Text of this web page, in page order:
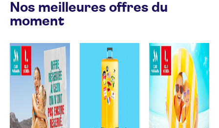
Nos meilleures offres du
moment